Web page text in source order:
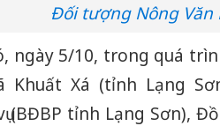
Đối tượng Nông
ngày 5/10, trong quá
Khuất Xá (tỉnh Lạng
(BĐBP tỉnh Lạng Sơn),